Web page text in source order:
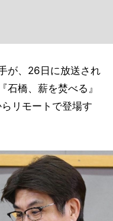
が、26日に放送され
石橋、薪を焚べる』
リモートで登場す